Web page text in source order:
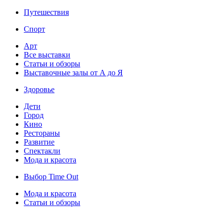
Путешествия
Спорт
Арт
Все выставки
Статьи и обзоры
Выставочные залы от А до Я
Здоровье
Дети
Город
Кино
Рестораны
Развитие
Спектакли
Мода и красота
Выбор Time Out
Мода и красота
Статьи и обзоры